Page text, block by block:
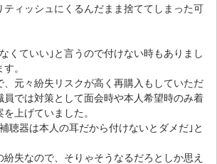
ティッシュにくるんだまま捨ててしまった可
くていい｣と言うので付けない時もありまし
。
、元々紛失リスクが高く再購入もしていただ
員では対策として面会時や本人希望時のみ着
上げていました。
聴器は本人の耳だから付けないとダメだ｣と
失なので、そりゃそうなるだろとしか思え